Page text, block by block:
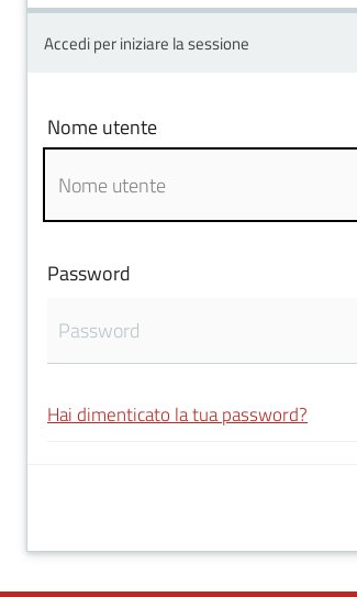
Accedi per iniziare la sessione
Nome utente
Password
Hai dimenticato la tua password?